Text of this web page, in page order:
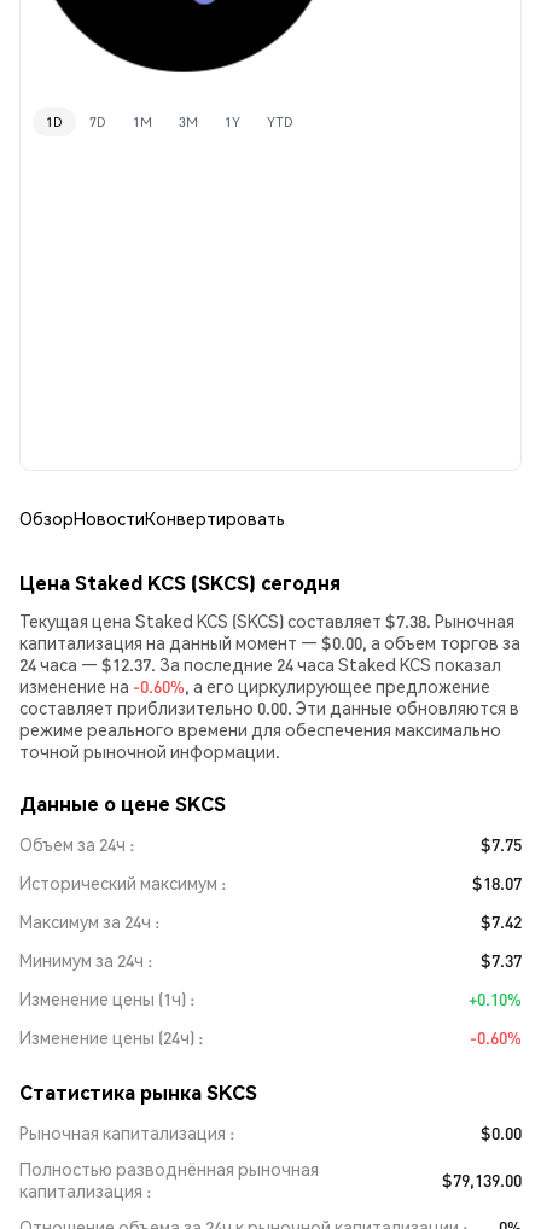
1D 7D 1M 3M 1Y YTD
ОбзорНовостиКонвертировать
Цена Staked KCS (SKCS) сегодня
Текущая цена Staked KCS (SKCS) составляет $7.38. Рыночная
капитализация на данный момент — $0.00, а объем торгов за
24 часа — $12.37. За последние 24 часа Staked KCS показал
изменение на -0.60%, а его циркулирующее предложение
составляет приблизительно 0.00. Эти данные обновляются в
режиме реального времени для обеспечения максимально
точной рыночной информации.
Данные о цене SKCS
Объем за 24ч
$7.75
Исторический максимум
$18.07
Максимум за 24ч
$7.42
Минимум за 24ч
$7.37
Изменение цены (1ч)
+0.10%
Изменение цены (24ч)
-0.60%
Статистика рынка SKCS
Рыночная капитализация
$0.00
Полностью разводнённая рыночная
капитализация
$79,139.00